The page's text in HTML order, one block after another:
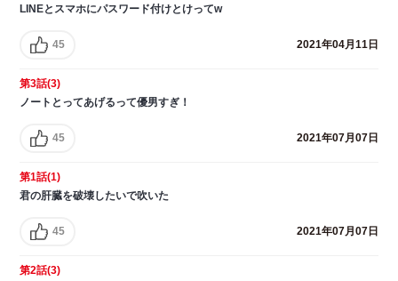
LINEとスマホにパスワード付けとけってw
45 2021年04月11日
第3話(3)
ノートとってあげるって優男すぎ！
45 2021年07月07日
第1話(1)
君の肝臓を破壊したいで吹いた
45 2021年07月07日
第2話(3)